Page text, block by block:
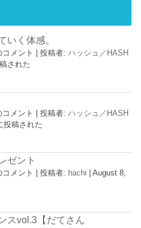
いく体感。
コメント |投稿者:ハッシュ／HASH
された
コメント |投稿者:ハッシュ／HASH
投稿された
ゼント
コメント |投稿者: hachi |August 8,
スvol.3【だてさん